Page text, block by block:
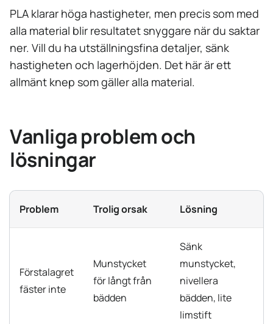
PLA klarar höga hastigheter, men precis som med
alla material blir resultatet snyggare när du saktar
ner. Vill du ha utställningsfina detaljer, sänk
hastigheten och lagerhöjden. Det här är ett
allmänt knep som gäller alla material.
Vanliga problem och
lösningar
Problem Trolig orsak Lösning
Förstalagret
fäster inte
Munstycket
för långt från
bädden
Sänk
munstycket,
nivellera
bädden, lite
limstift